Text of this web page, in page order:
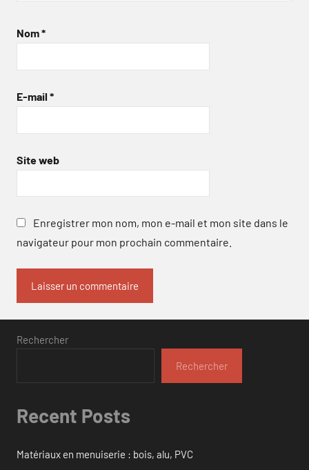
Nom*
E-mail *
Site web
Enregistrer mon nom, mon e-mail et mon site dans le
navigateur pour mon prochain commentaire.
Rechercher
Rechercher
Recent Posts
Matériaux en menuiserie : bois, alu, PVC